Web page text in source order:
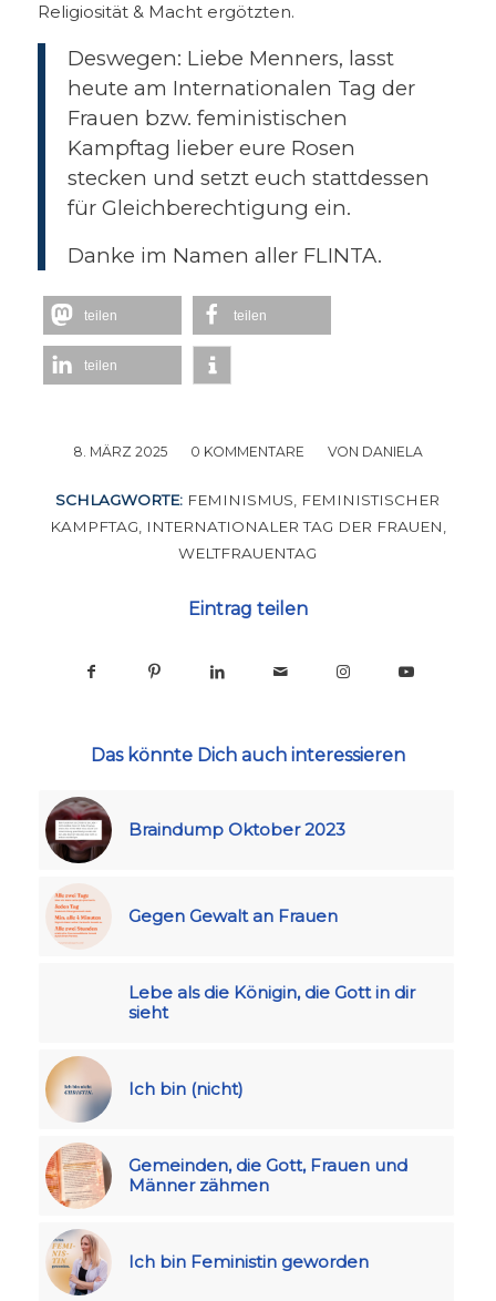
Religiosität & Macht ergötzten.
Deswegen: Liebe Menners, lasst
heute am Internationalen Tag der
Frauen bzw. feministischen
Kampftag lieber eure Rosen
stecken und setzt euch stattdessen
für Gleichberechtigung ein.
Danke im Namen aller FLINTA.
teilen teilen
teilen
8. MÄRZ 2025
/ 0 KOMMENTARE
/ VON DANIELA
SCHLAGWORTE: FEMINISMUS, FEMINISTISCHER
KAMPFTAG, INTERNATIONALER TAG DER FRAUEN,
WELTFRAUENTAG
Eintrag teilen
Das könnte Dich auch interessieren
Braindump Oktober 2023
Gegen Gewalt an Frauen
Lebe als die Königin, die Gott in dir
sieht
Ich bin (nicht)
Gemeinden, die Gott, Frauen und
Männer zähmen
Ich bin Feministin geworden